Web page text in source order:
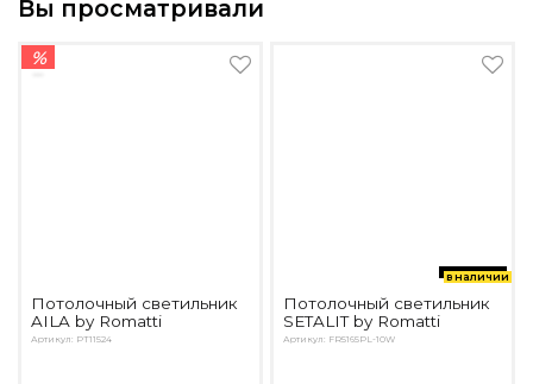
Вы просматривали
%
Потолочный светильник
AILA by Romatti
Артикул: PT11524
в наличии
Потолочный светильник
SETALIT by Romatti
Артикул: FR5165PL-10W